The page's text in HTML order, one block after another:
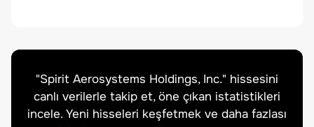
"Spirit Aerosystems Holdings, Inc." hissesini
canlı verilerle takip et, öne çıkan istatistikleri
incele. Yeni hisseleri keşfetmek ve daha fazlası